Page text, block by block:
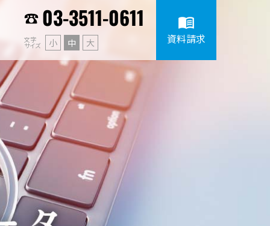
03-3511-0611
文字
サイズ 小 中 大
menu_book
資料請求